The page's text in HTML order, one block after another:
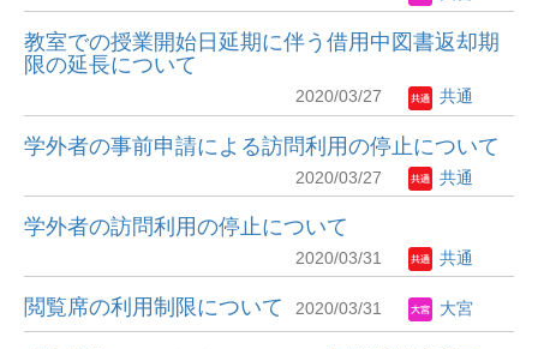
教室での授業開始日延期に伴う借用中図書返却期
限の延長について
2020/03/27 共通
学外者の事前申請による訪問利用の停止について
2020/03/27 共通
学外者の訪問利用の停止について
2020/03/31 共通
閲覧席の利用制限について 2020/03/31 大宮